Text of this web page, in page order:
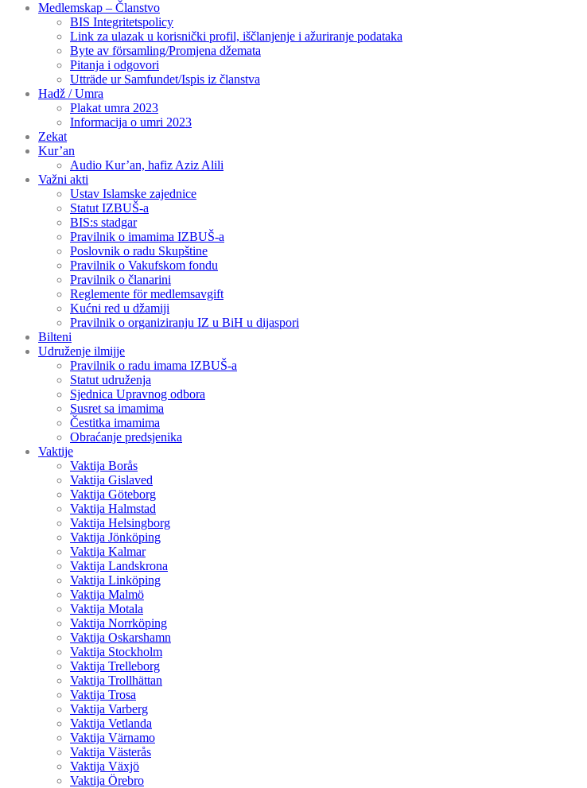
Medlemskap – Članstvo
BIS Integritetspolicy
Link za ulazak u korisnički profil, iščlanjenje i ažuriranje podataka
Byte av församling/Promjena džemata
Pitanja i odgovori
Utträde ur Samfundet/Ispis iz članstva
Hadž / Umra
Plakat umra 2023
Informacija o umri 2023
Zekat
Kur’an
Audio Kur’an, hafiz Aziz Alili
Važni akti
Ustav Islamske zajednice
Statut IZBUŠ-a
BIS:s stadgar
Pravilnik o imamima IZBUŠ-a
Poslovnik o radu Skupštine
Pravilnik o Vakufskom fondu
Pravilnik o članarini
Reglemente för medlemsavgift
Kućni red u džamiji
Pravilnik o organiziranju IZ u BiH u dijaspori
Bilteni
Udruženje ilmijje
Pravilnik o radu imama IZBUŠ-a
Statut udruženja
Sjednica Upravnog odbora
Susret sa imamima
Čestitka imamima
Obraćanje predsjenika
Vaktije
Vaktija Borås
Vaktija Gislaved
Vaktija Göteborg
Vaktija Halmstad
Vaktija Helsingborg
Vaktija Jönköping
Vaktija Kalmar
Vaktija Landskrona
Vaktija Linköping
Vaktija Malmö
Vaktija Motala
Vaktija Norrköping
Vaktija Oskarshamn
Vaktija Stockholm
Vaktija Trelleborg
Vaktija Trollhättan
Vaktija Trosa
Vaktija Varberg
Vaktija Vetlanda
Vaktija Värnamo
Vaktija Västerås
Vaktija Växjö
Vaktija Örebro